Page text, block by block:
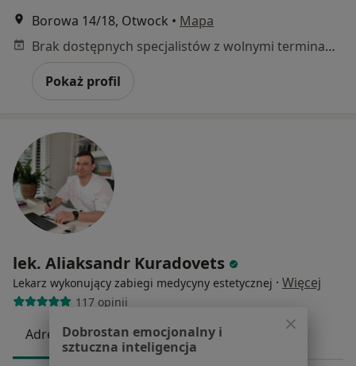
Borowa 14/18, Otwock • Mapa
Brak dostępnych specjalistów z wolnymi terminami w tym centrum medycznym.
Pokaż profil
lek. Aliaksandr Kuradovets
Lekarz wykonujący zabiegi medycyny estetycznej · Więcej
117 opinii
Adres Online
Dobrostan emocjonalny i
sztuczna inteligencja